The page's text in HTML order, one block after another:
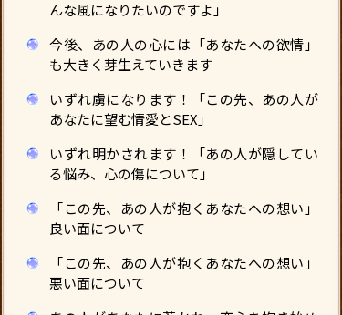
んな風になりたいのですよ」
今後、あの人の心には「あなたへの欲情」
も大きく芽生えていきます
いずれ虜になります！「この先、あの人が
あなたに望む情愛とSEX」
いずれ明かされます！「あの人が隠してい
る悩み、心の傷について」
「この先、あの人が抱くあなたへの想い」
良い面について
「この先、あの人が抱くあなたへの想い」
悪い面について